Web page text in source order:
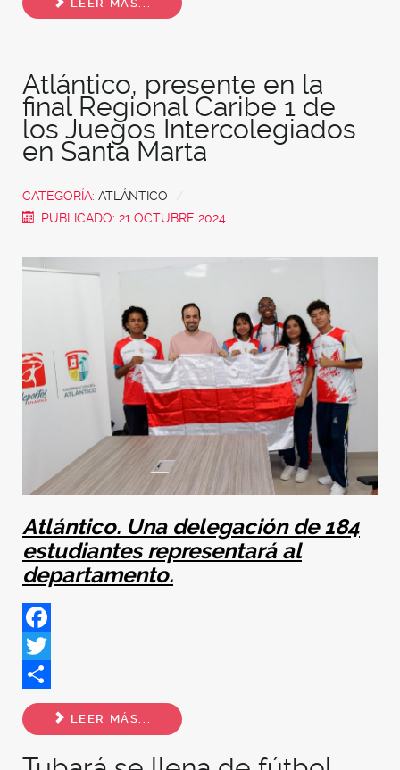
LEER MÁS...
Atlántico, presente en la
final Regional Caribe 1 de
los Juegos Intercolegiados
en Santa Marta
CATEGORÍA: ATLÁNTICO
PUBLICADO: 21 OCTUBRE 2024
Atlántico. Una delegación de 184
estudiantes representará al
departamento.
Facebook
Twitter
Share
LEER MÁS...